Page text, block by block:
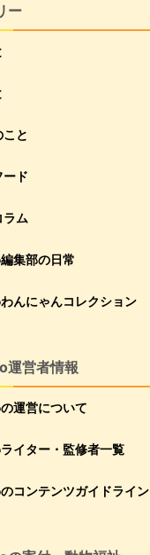
ー
と
ード
ラム
集部の日常
んにゃんコレクション
運営者情報
運営について
イター・監修者一覧
コンテンツガイドライン